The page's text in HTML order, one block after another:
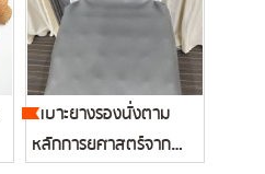
เบาะยางรองนั่งตาม
หลักการยศาสตร์จาก